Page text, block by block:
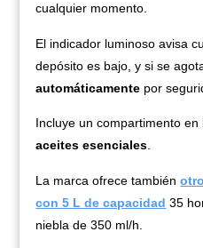
cualquier momento.
El indicador luminoso avisa
depósito es bajo, y si se
automáticamente por
Incluye un compartimento
aceites esenciales
La marca ofrece también
con 5 L de capacidad 35
niebla de 350 ml/h.